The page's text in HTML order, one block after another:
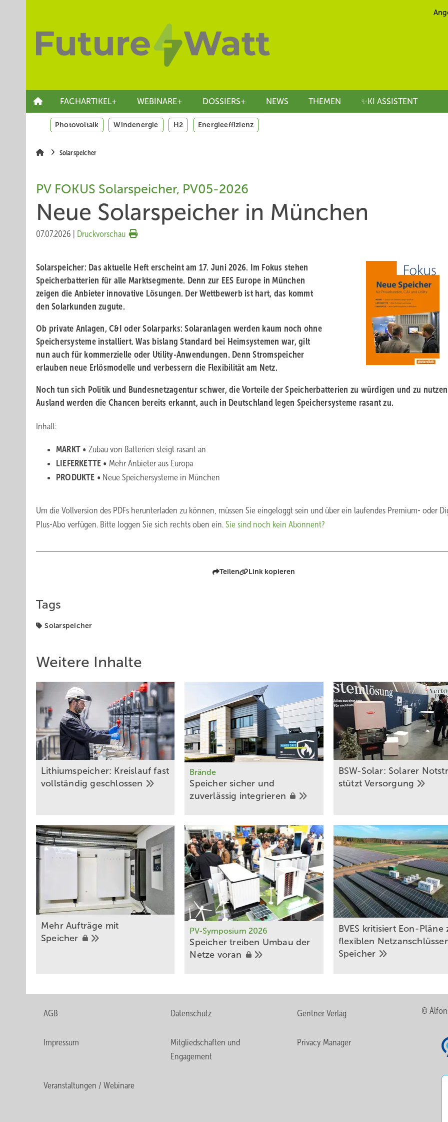
FACHARTIKEL+ WEBINARE+ DOSSIERS+ NEWS THEMEN ✨KI ASSISTENT
Photovoltaik Windenergie H2 Energieeffizienz
Solarspeicher
PV FOKUS Solarspeicher, PV05-2026
Neue Solarspeicher in München
07.07.2026 Druckvorschau
Solarspeicher: Das aktuelle Heft erscheint am 17. Juni 2026. Im Fokus stehen
Speicherbatterien für alle Marktsegmente. Denn zur EES Europe in München
zeigen die Anbieter innovative Lösungen. Der Wettbewerb ist hart, das kommt
den Solarkunden zugute.
Ob private Anlagen, C&I oder Solarparks: Solaranlagen werden kaum noch ohne
Speichersysteme installiert. Was bislang Standard bei Heimsystemen war, gilt
nun auch für kommerzielle oder Utility-Anwendungen. Denn Stromspeicher
erlauben neue Erlösmodelle und verbessern die Flexibilität am Netz.
Noch tun sich Politik und Bundesnetzagentur schwer, die Vorteile der Speicherbatterien zu würdigen und zu
Ausland werden die Chancen bereits erkannt, auch in Deutschland legen Speichersysteme rasant zu.
Inhalt:
MARKT • Zubau von Batterien steigt rasant an
LIEFERKETTE • Mehr Anbieter aus Europa
PRODUKTE • Neue Speichersysteme in München
Um die Vollversion des PDFs herunterladen zu können, müssen Sie eingeloggt sein und über ein laufendes Premium- oder
Plus-Abo verfügen. Bitte loggen Sie sich rechts oben ein. Sie sind noch kein Abonnent?
Teilen Link kopieren
Tags
Solarspeicher
Weitere Inhalte
Lithiumspeicher: Kreislauf fast
vollständiggeschlossen
Brände
Speich er sic her und
zuverlässig integrieren
BSW-Solar: Solarer
stütztVersorgung
Mehr Aufträge mit
Speicher
PV-Symposium 2026
Sp eicher treiben Umbau der
Netze voran
BVES kritisiert Eon-Pläne
flexiblen
Speicher
AGB Datenschutz Gentner Verlag
Impressum
Mitgliedschaften und
Engagement
Privacy Manager
Veranstaltungen / Webinare
©